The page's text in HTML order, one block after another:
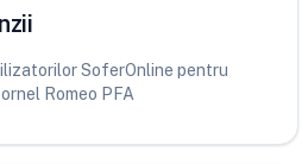
SoferOnline pentru
Romeo PFA